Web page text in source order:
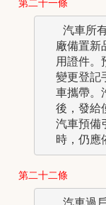
第二十一條
汽車所
廠備置新
用證件。
變更登記
車攜帶。
後，發給
汽車預備
第二十二條